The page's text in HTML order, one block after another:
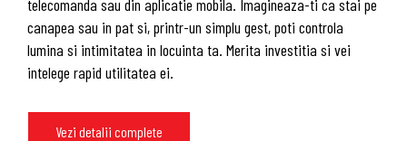
telecomanda sau din aplicatie mobila. Imagineaza-ti ca stai pe
canapea sau in pat si, printr-un simplu gest, poti controla
lumina si intimitatea in locuinta ta. Merita investitia si vei
intelege rapid utilitatea ei.
Vezi detalii complete